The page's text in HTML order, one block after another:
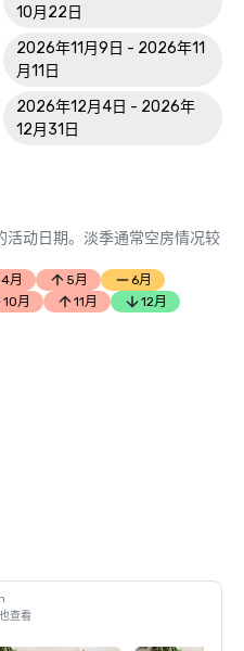
10月22日
2026年11月9日 - 2026年11
月11日
2026年12月4日 - 2026年
12月31日
动日期。淡季通常空房情况较
4月 5月
6月
10月 11月 12月
查看